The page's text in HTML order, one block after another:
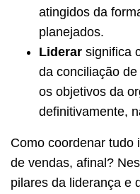
atingidos da
planejados.
Liderar significa
da conciliação
os objetivos da
definitivamente,
Como coordenar tudo
de vendas, afinal?
pilares da liderança e